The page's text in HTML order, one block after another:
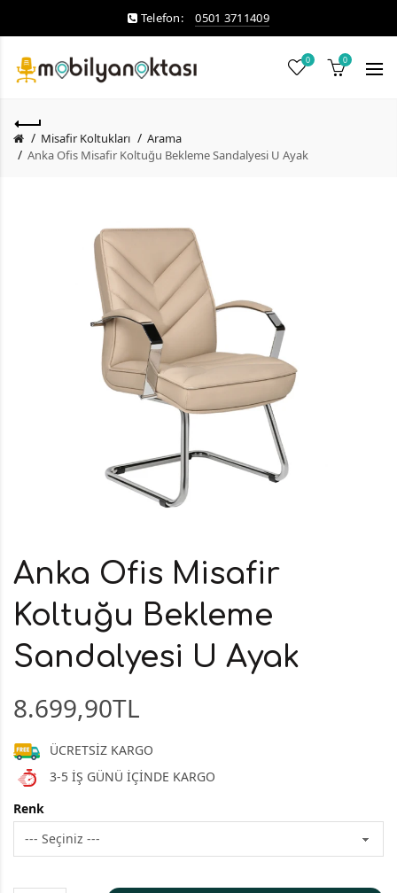
Telefon: 0501 3711409
0 0
Misafir Koltukları
Arama
Anka Ofis Misafir Koltuğu Bekleme Sandalyesi U Ayak
Anka Ofis Misafir
Koltuğu Bekleme
Sandalyesi U Ayak
8.699,90TL
ÜCRETSİZ KARGO
3-5 İŞ GÜNÜ İÇİNDE KARGO
Renk